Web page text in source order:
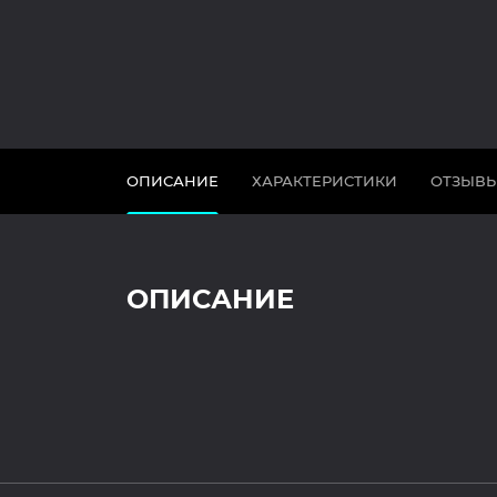
ОПИСАНИЕ ХАРАКТЕРИСТИКИ
ОПИСАНИЕ